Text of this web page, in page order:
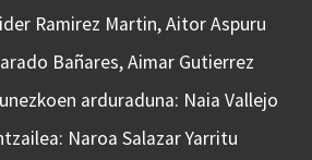
Ramirez Martin, Aitor Aspuru
Bañares, Aimar Gutierrez
arduraduna: Naia Vallejo
Naroa Salazar Yarritu